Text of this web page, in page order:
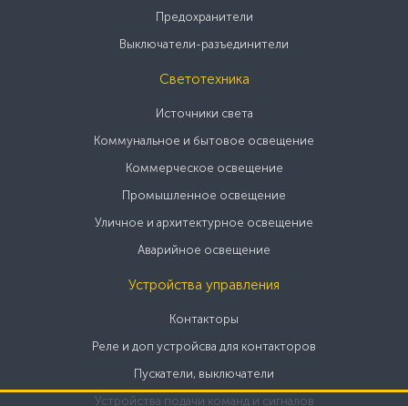
Предохранители
Выключатели-разъединители
Светотехника
Источники света
Коммунальное и бытовое освещение
Коммерческое освещение
Промышленное освещение
Уличное и архитектурное освещение
Аварийное освещение
Устройства управления
Контакторы
Реле и доп устройсва для контакторов
Пускатели, выключатели
Устройства подачи команд и сигналов